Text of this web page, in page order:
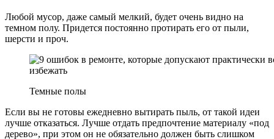
Любой мусор, даже самый мелкий, будет очень видно на
темном полу. Придется постоянно протирать его от пыли,
шерсти и проч.
Темные полы
Если вы не готовы ежедневно вытирать пыль, от такой идеи
лучше отказаться. Лучше отдать предпочтение материалу «под
дерево», при этом он не обязательно должен быть слишком